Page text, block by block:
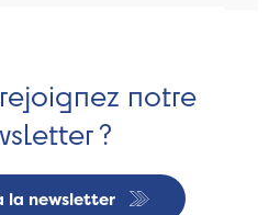
notre
?
la newsletter